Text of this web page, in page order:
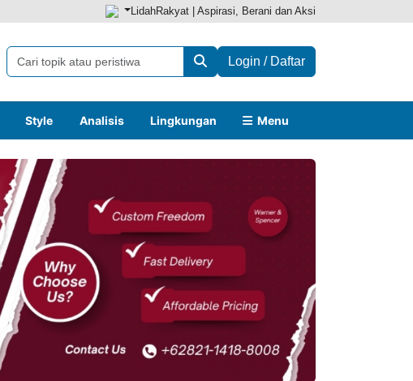
LidahRakyat | Aspirasi, Berani dan Aksi
Login / Daftar
Style Analisis Lingkungan Menu